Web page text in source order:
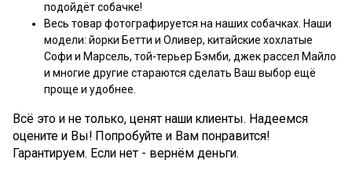
подойдёт собачке!
Весь товар фотографируется на наших собачках. Наши
модели: йорки Бетти и Оливер, китайские хохлатые
Софи и Марсель, той-терьер Бэмби, джек рассел Майло
и многие другие стараются сделать Ваш выбор ещё
проще и удобнее.
Всё это и не только, ценят наши клиенты. Надеемся
оцените и Вы! Попробуйте и Вам понравится!
Гарантируем. Если нет - вернём деньги.